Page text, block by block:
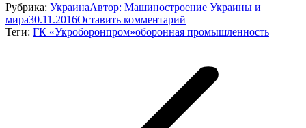
Рубрика: УкраинаАвтор: Машиностроение Украины и
мира30.11.2016Оставить комментарий
Теги: ГК «Укроборонпром»оборонная промышленность